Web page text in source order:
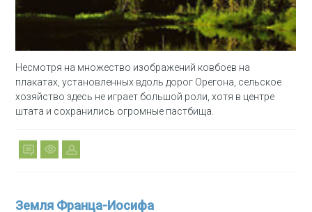
Несмотря на множество изображений ковбоев на
плакатах, установленных вдоль дорог Орегона, сельское
хозяйство здесь не играет большой роли, хотя в центре
штата и сохранились огромные пастбища.
Земля Франца-Иосифа